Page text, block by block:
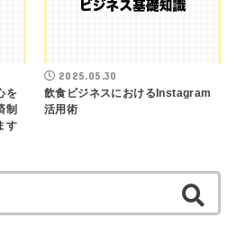
を
制
す
2025.05.30
飲食ビジネスにおけるInstagram
活用術
索: